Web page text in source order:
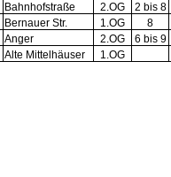
Bahnhofstraße 2.OG
2 bis 8
Bernauer Str. 1.OG
8
Anger 2.OG
6 bis 9
Alte Mittelhäuser 1.OG